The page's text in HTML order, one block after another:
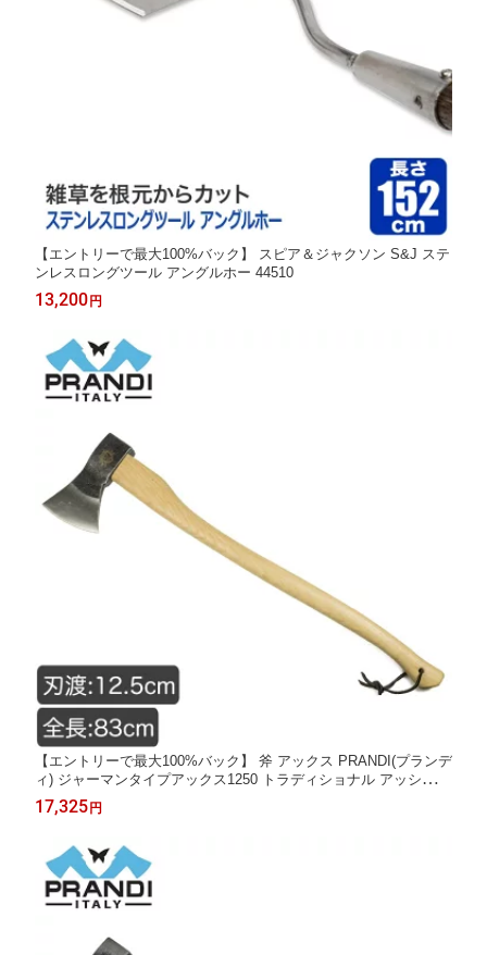
【エントリーで最大100%バック】 スピア＆ジャクソン S&J ステ
ンレスロングツール アングルホー 44510
13,200 円
【エントリーで最大100%バック】 斧 アックス PRANDI(プランデ
ィ) ジャーマンタイプアックス1250 トラディショナル アッシュハ
ンドル ラバーサック付 焚き付け 薪割り キャンプ 野営 ブッシュ
クラフト アウトドア 4573350728611
17,325 円